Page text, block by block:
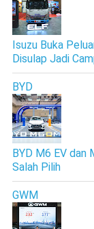
Isuzu Buka
Disulap Jadi
BYD
BYD M6 EV dan
Salah Pilih
GWM